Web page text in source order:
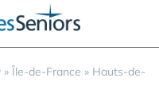
» Île-de-France » Hauts-de-